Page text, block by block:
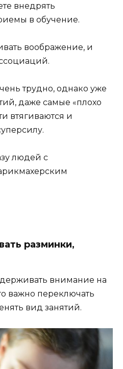
внедрять
в обучение.
воображение, и
трудно, однако уже
даже самые «плохо
втягиваются и
людей с
разминки,
внимание на
важно переключать
вид занятий.